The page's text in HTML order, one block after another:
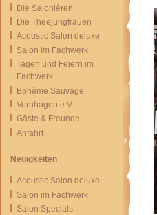
Die Salonièren
Die Theejungfrauen
Acoustic Salon deluxe
Salon im Fachwerk
Tagen und Feiern im
Fachwerk
Bohème Sauvage
Vernhagen e.V.
Gäste & Freunde
Anfahrt
Neuigkeiten
Acoustic Salon deluxe
Salon im Fachwerk
Salon Specials